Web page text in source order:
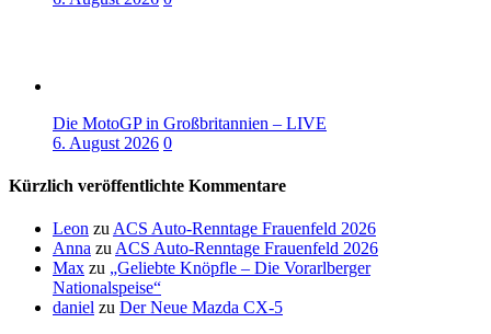
Die MotoGP in Großbritannien – LIVE
6. August 2026 0
Kürzlich veröffentlichte Kommentare
Leon zu ACS Auto-Renntage Frauenfeld 2026
Anna zu ACS Auto-Renntage Frauenfeld 2026
Max zu „Geliebte Knöpfle – Die Vorarlberger
Nationalspeise“
daniel zu Der Neue Mazda CX-5